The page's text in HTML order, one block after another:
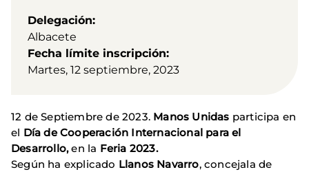
Delegación
Albacete
Fecha límite inscripción
Martes, 12 septiembre, 2023
12 de Septiembre de 2023. Manos Unidas participa en
el Día de Cooperación Internacional para el
Desarrollo,en la Feria 2023.
Según ha explicado Llanos Navarro, concejala de